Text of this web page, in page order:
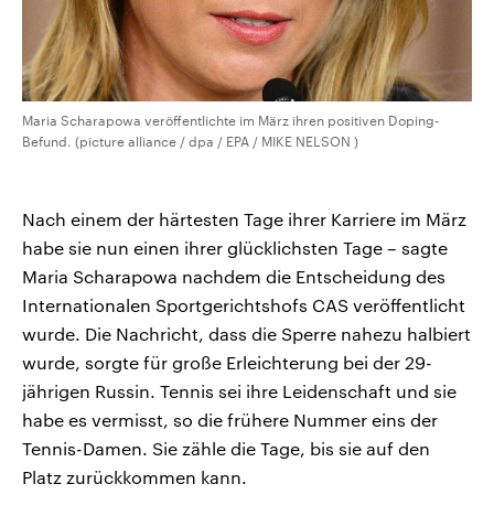
Maria Scharapowa veröffentlichte im März ihren positiven Doping-
Befund. (picture alliance / dpa / EPA / MIKE NELSON )
Nach einem der härtesten Tage ihrer Karriere im März
habe sie nun einen ihrer glücklichsten Tage – sagte
Maria Scharapowa nachdem die Entscheidung des
Internationalen Sportgerichtshofs CAS veröffentlicht
wurde. Die Nachricht, dass die Sperre nahezu halbiert
wurde, sorgte für große Erleichterung bei der 29-
jährigen Russin. Tennis sei ihre Leidenschaft und sie
habe es vermisst, so die frühere Nummer eins der
Tennis-Damen. Sie zähle die Tage, bis sie auf den
Platz zurückkommen kann.